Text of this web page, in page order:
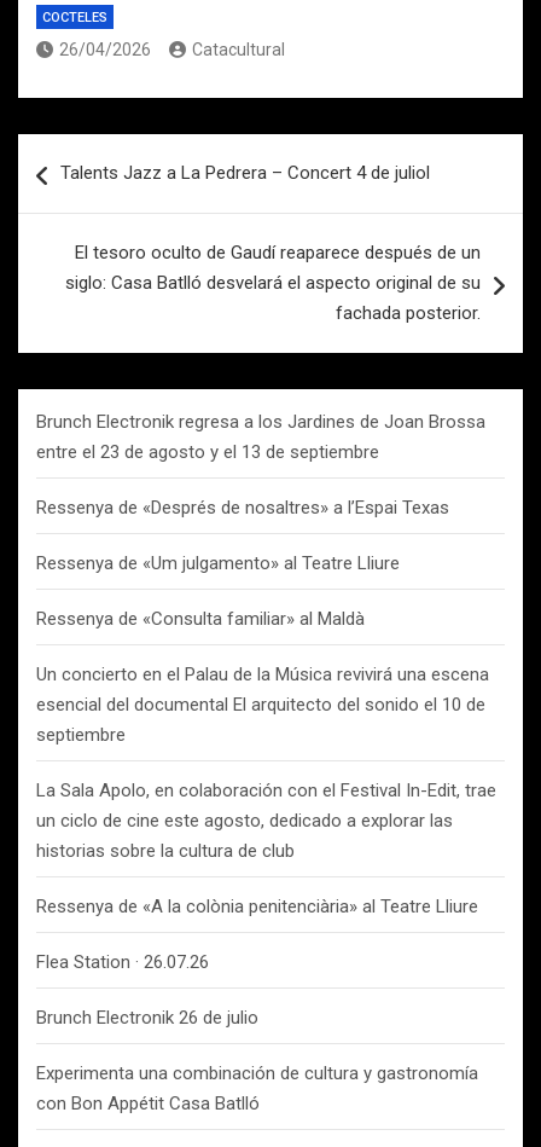
COCTELES
26/04/2026 Catacultural
de
Talents Jazz a La Pedrera – Concert 4 de juliol
El tesoro oculto de Gaudí reaparece después de un
siglo: Casa Batlló desvelará el aspecto original de su
fachada posterior.
Brunch Electronik regresa a los Jardines de Joan Brossa
entre el 23 de agosto y el 13 de septiembre
Ressenya de «Després de nosaltres» a l’Espai Texas
Ressenya de «Um julgamento» al Teatre Lliure
Ressenya de «Consulta familiar» al Maldà
Un concierto en el Palau de la Música revivirá una escena
esencial del documental El arquitecto del sonido el 10 de
septiembre
La Sala Apolo, en colaboración con el Festival In-Edit, trae
un ciclo de cine este agosto, dedicado a explorar las
historias sobre la cultura de club
Ressenya de «A la colònia penitenciària» al Teatre Lliure
Flea Station · 26.07.26
Brunch Electronik 26 de julio
Experimenta una combinación de cultura y gastronomía
con Bon Appétit Casa Batlló